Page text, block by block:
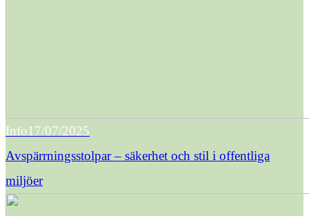
Info17/07/2025
Avspärrningsstolpar – säkerhet och stil i offentliga
miljöer